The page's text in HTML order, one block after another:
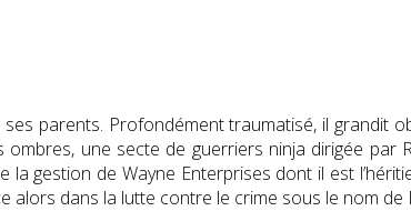
parents. Profondément traumatisé, il grandit
une secte de guerriers ninja dirigée par
gestion de Wayne Enterprises dont il est
alors dans la lutte contre le crime sous le nom de